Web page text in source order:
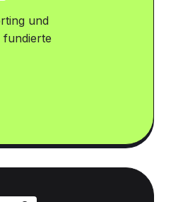
und
fundierte